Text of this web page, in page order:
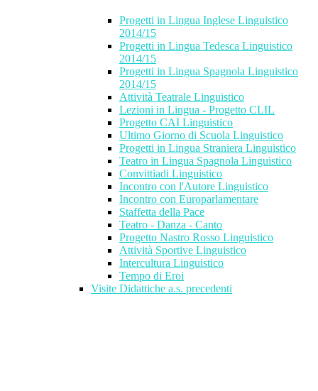
Progetti in Lingua Inglese Linguistico
2014/15
Progetti in Lingua Tedesca Linguistico
2014/15
Progetti in Lingua Spagnola Linguistico
2014/15
Attività Teatrale Linguistico
Lezioni in Lingua - Progetto CLIL
Progetto CAI Linguistico
Ultimo Giorno di Scuola Linguistico
Progetti in Lingua Straniera Linguistico
Teatro in Lingua Spagnola Linguistico
Convittiadi Linguistico
Incontro con l'Autore Linguistico
Incontro con Europarlamentare
Staffetta della Pace
Teatro - Danza - Canto
Progetto Nastro Rosso Linguistico
Attività Sportive Linguistico
Intercultura Linguistico
Tempo di Eroi
Visite Didattiche a.s. precedenti